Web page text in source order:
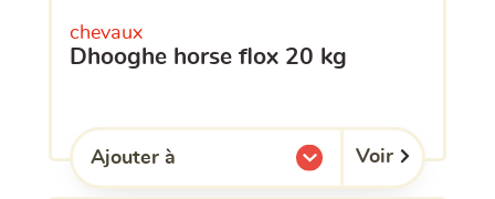
chevaux
dhooghe horse flox 20 kg
Ajouter à
l'une de mes listes. Voir